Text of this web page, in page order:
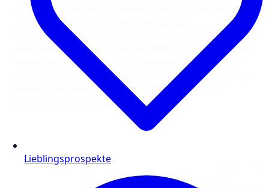
Schaue am besten vor jedem Einkauf in die Netto
Prospekte. Achte auf Werbetafeln und
Sonderangebote (z.B. Artikel mit kurzen MHD) in
den Filialen. Markenprodukte lohnen sich meist nur,
wenn sie im Angebot sind. Eigenmarken sind für
den Geldbeutel die bessere Wahl. Mit Coupons und
anderen Aktionen kann beim Wocheneinkauf
ebenfalls gut gespart werden.
Lieblingsprospekte